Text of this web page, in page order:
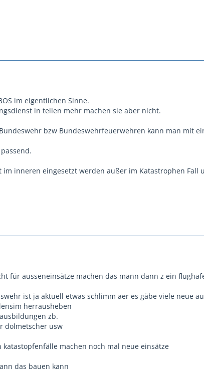
im eigentlichen Sinne.
in teilen mehr machen sie aber nicht.
bzw Bundeswehrfeuerwehren kann man mit
inneren eingesetzt werden außer im Katastrophen Fall
für ausseneinsätze machen das mann dann z ein
ist ja aktuell etwas schlimm aer es gäbe viele neue
herrausheben
zb.
dolmetscher usw
machen noch mal neue einsätze
das bauen kann